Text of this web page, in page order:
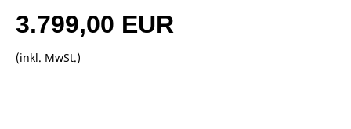
3.799,00 EUR
(inkl. MwSt.)